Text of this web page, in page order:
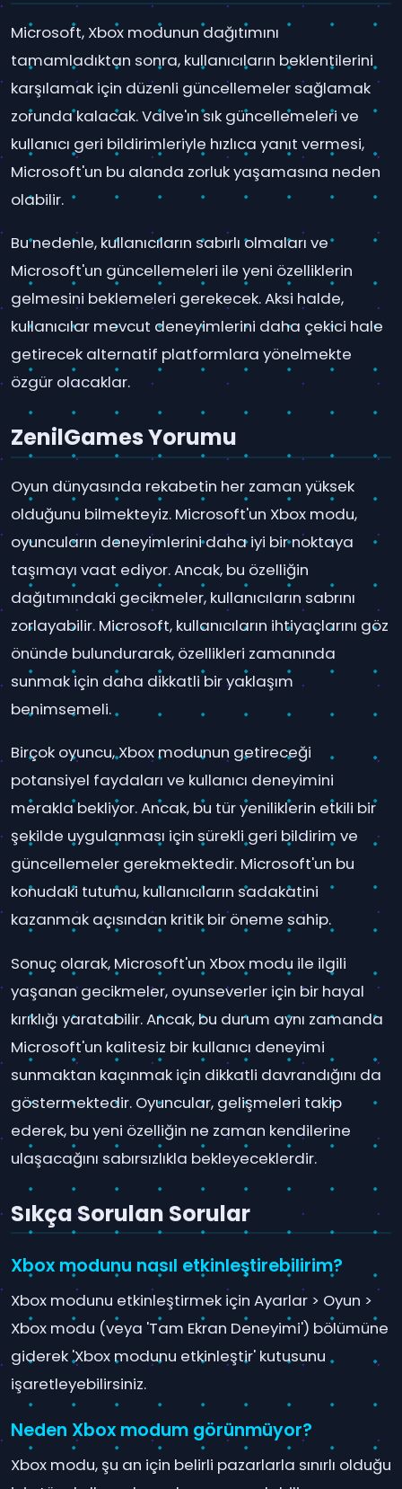
Microsoft, Xbox modunun dağıtımını
tamamladıktan sonra, kullanıcıların beklentilerini
karşılamak için düzenli güncellemeler sağlamak
zorunda kalacak. Valve'ın sık güncellemeleri ve
kullanıcı geri bildirimleriyle hızlıca yanıt vermesi,
Microsoft'un bu alanda zorluk yaşamasına neden
olabilir.
Bu nedenle, kullanıcıların sabırlı olmaları ve
Microsoft'un güncellemeleri ile yeni özelliklerin
gelmesini beklemeleri gerekecek. Aksi halde,
kullanıcılar mevcut deneyimlerini daha çekici hale
getirecek alternatif platformlara yönelmekte
özgür olacaklar.
ZenilGames Yorumu
Oyun dünyasında rekabetin her zaman yüksek
olduğunu bilmekteyiz. Microsoft'un Xbox modu,
oyuncuların deneyimlerini daha iyi bir noktaya
taşımayı vaat ediyor. Ancak, bu özelliğin
dağıtımındaki gecikmeler, kullanıcıların sabrını
zorlayabilir. Microsoft, kullanıcıların ihtiyaçlarını göz
önünde bulundurarak, özellikleri zamanında
sunmak için daha dikkatli bir yaklaşım
benimsemeli.
Birçok oyuncu, Xbox modunun getireceği
potansiyel faydaları ve kullanıcı deneyimini
merakla bekliyor. Ancak, bu tür yeniliklerin etkili bir
şekilde uygulanması için sürekli geri bildirim ve
güncellemeler gerekmektedir. Microsoft'un bu
konudaki tutumu, kullanıcıların sadakatini
kazanmak açısından kritik bir öneme sahip.
Sonuç olarak, Microsoft'un Xbox modu ile ilgili
yaşanan gecikmeler, oyunseverler için bir hayal
kırıklığı yaratabilir. Ancak, bu durum aynı zamanda
Microsoft'un kalitesiz bir kullanıcı deneyimi
sunmaktan kaçınmak için dikkatli davrandığını da
göstermektedir. Oyuncular, gelişmeleri takip
ederek, bu yeni özelliğin ne zaman kendilerine
ulaşacağını sabırsızlıkla bekleyeceklerdir.
Sıkça Sorulan Sorular
Xbox modunu nasıl etkinleştirebilirim?
Xbox modunu etkinleştirmek için Ayarlar > Oyun >
Xbox modu (veya 'Tam Ekran Deneyimi') bölümüne
giderek 'Xbox modunu etkinleştir' kutusunu
işaretleyebilirsiniz.
Neden Xbox modum görünmüyor?
Xbox modu, şu an için belirli pazarlarla sınırlı olduğu